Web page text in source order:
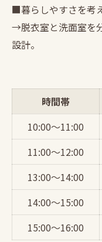
■暮らしやすさを考
→脱衣室と洗面室を
設計。
時間帯
10:00〜11:00
11:00〜12:00
13:00〜14:00
14:00〜15:00
15:00〜16:00